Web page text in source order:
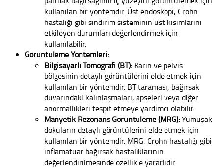
kullanılan bir yöntemdir. Üst endoskopi, Crohn
hastalığı gibi sindirim sisteminin üst kısımlarını
etkileyen durumları değerlendirmek için
kullanılabilir.
Görüntüleme Yöntemleri:
Bilgisayarlı Tomografi (BT): Karın ve pelvis
bölgesinin detaylı görüntülerini elde etmek için
kullanılan bir yöntemdir. BT taraması, bağırsak
duvarındaki kalınlaşmaları, apseleri veya diğer
anormallikleri tespit etmeye yardımcı olabilir.
Manyetik Rezonans Görüntüleme (MRG):Yumuşak
dokuların detaylı görüntülerini elde etmek için
kullanılan bir yöntemdir. MRG, Crohn hastalığı gibi
inflamatuar bağırsak hastalıklarının
değerlendirilmesinde özellikle yararlıdır.